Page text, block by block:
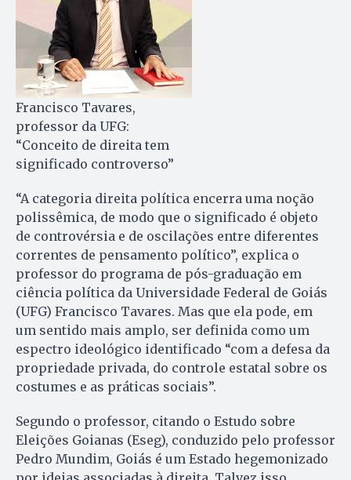
Francisco Tavares,
professor da UFG:
“Conceito de direita tem
significado controverso”
“A categoria direita política encerra uma noção
polissêmica, de modo que o significado é objeto
de controvérsia e de oscilações entre diferentes
correntes de pensamento político”, explica o
professor do programa de pós-graduação em
ciência política da Universidade Federal de Goiás
(UFG) Francisco Tavares. Mas que ela pode, em
um sentido mais amplo, ser definida como um
espectro ideológico identificado “com a defesa da
propriedade privada, do controle estatal sobre os
costumes e as práticas sociais”.
Segundo o professor, citando o Estudo sobre
Eleições Goianas (Eseg), conduzido pelo professor
Pedro Mundim, Goiás é um Estado hegemonizado